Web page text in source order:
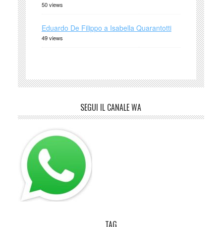
50 views
Eduardo De Filippo a Isabella Quarantotti
49 views
SEGUI IL CANALE WA
TAG